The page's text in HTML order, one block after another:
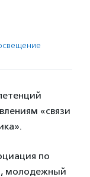
«связи
по
молодежный